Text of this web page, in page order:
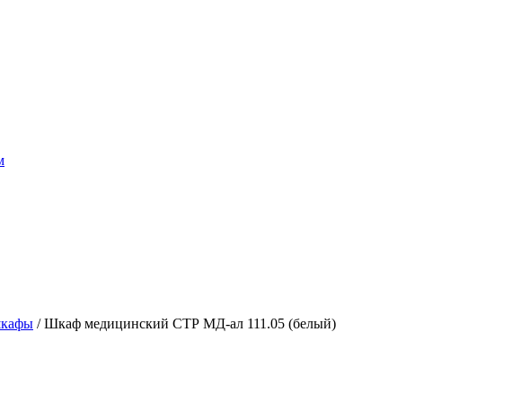
/ Шкаф медицинский СТР МД-ал 111.05 (белый)